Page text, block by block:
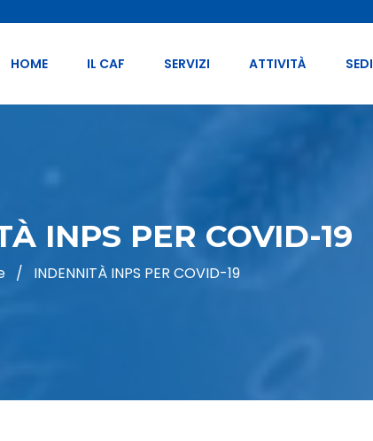
HOME IL CAF SERVIZI ATTIVITÀ SEDI
INPS PER COVID-19
/ INDENNITÀ INPS PER COVID-19